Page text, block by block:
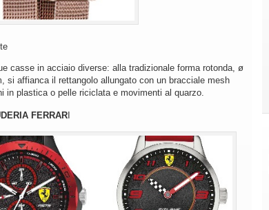
casse in acciaio diverse: alla tradizionale forma rotonda, ø
si affianca il rettangolo allungato con un bracciale mesh
in plastica o pelle riciclata e movimenti al quarzo.
FERRARI